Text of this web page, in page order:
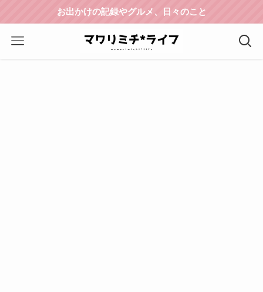
お出かけの記録やグルメ、日々のこと